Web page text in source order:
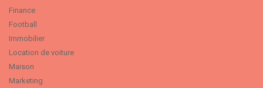
Finance
Football
Immobilier
Location de voiture
Maison
Marketing